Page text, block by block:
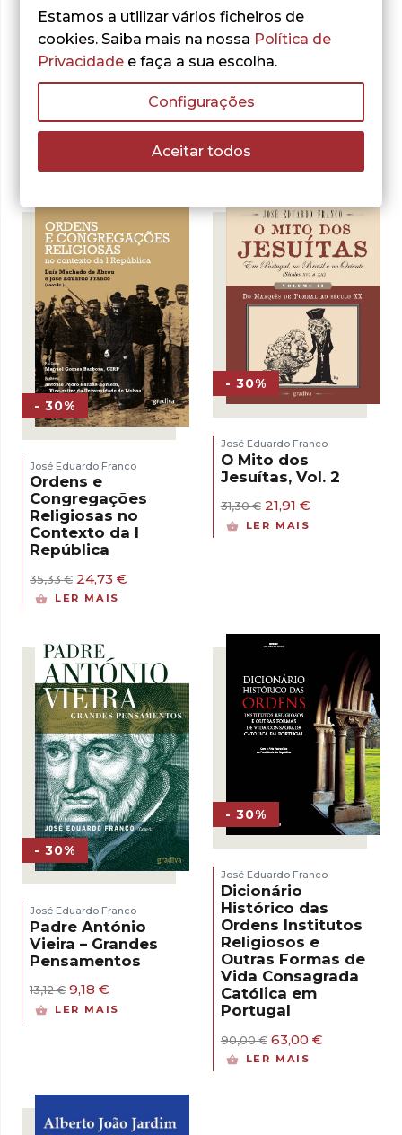
importante galardão atribuído pelo Governo
Português, como reconhecimento dos serviços
prestados à cultura e à Ciência.
Obras do autor:
- 30%
José Eduardo Franco
Ordens e
Congregações
Religiosas no
Contexto da I
República
35,33€ O
preço
24,73 €
LER MAIS
- 30%
José Eduardo Franco
O Mito dos
Jesuítas, Vol. 2
31,30€ O
preço
21,91 €O
LER MAIS
- 30%
José Eduardo Franco
Padre António
Vieira – Grandes
Pensamentos
13,12€ O
preço
9,18 €
preço
LER MAIS
- 30%
José Eduardo Franco
Dicionário
Histórico das
Ordens Institutos
Religiosos e
Outras Formas de
Vida Consagrada
Católica em
Portugal
90,00€ O
preço
63,00 €O
LER MAIS
Estamos a utilizar vários ficheiros de
cookies. Saiba mais na nossa Política de
Privacidade e faça a sua escolha.
Configurações
Aceitar todos